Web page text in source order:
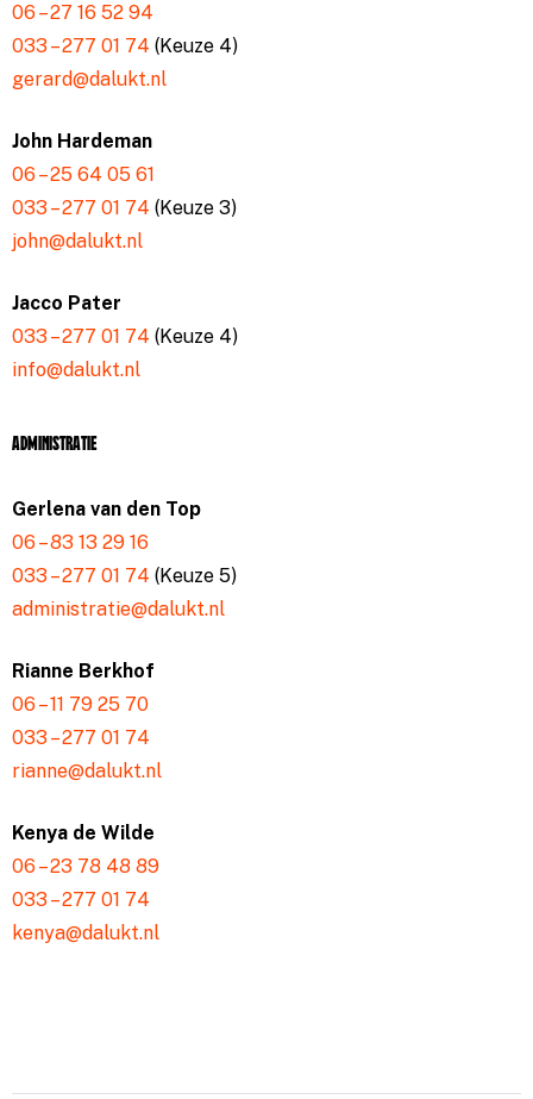
06 – 27 16 52 94
033 – 277 01 74 (Keuze 4)
gerard@dalukt.nl
John Hardeman
06 – 25 64 05 61
033 – 277 01 74 (Keuze 3)
john@dalukt.nl
Jacco Pater
033 – 277 01 74 (Keuze 4)
info@dalukt.nl
Administratie
Gerlena van den Top
06 – 83 13 29 16
033 – 277 01 74 (Keuze 5)
administratie@dalukt.nl
Rianne Berkhof
06 – 11 79 25 70
033 – 277 01 74
rianne@dalukt.nl
Kenya de Wilde
06 – 23 78 48 89
033 – 277 01 74
kenya@dalukt.nl